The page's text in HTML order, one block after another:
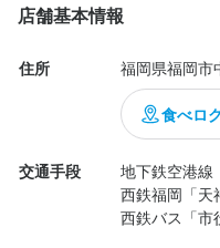
せが広がる。桃は予想より
店舗基本情報
住所 福岡県福岡市
食べロ
交通手段
地下鉄空港線
西鉄福岡「天